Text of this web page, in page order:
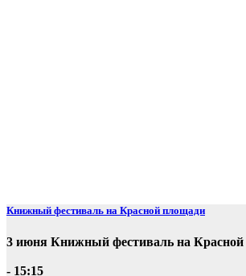
Книжный фестиваль на Красной площади
3 июня Книжный фестиваль на
- 15:15